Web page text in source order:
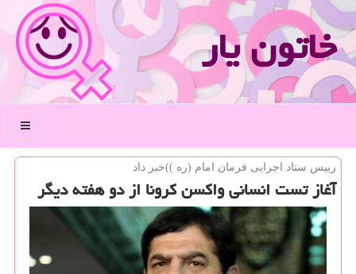
خاتون یار
منو
رییس ستاد اجرایی فرمان امام (ره ))خبر داد
آغاز تست انسانی واكسن كرونا از دو هفته دیگر